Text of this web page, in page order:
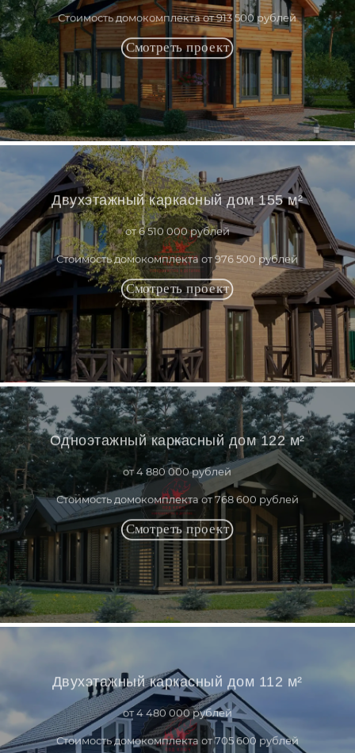
Стоимость домокомплекта от 913 500 рублей
Двухэтажный каркасный дом 155 м²
от 6 510 000 рублей
Стоимость домокомплекта от 976 500 рублей
Одноэтажный каркасный дом 122 м²
от 4 880 000 рублей
Стоимость домокомплекта от 768 600 рублей
Двухэтажный каркасный дом 112 м²
от 4 480 000 рублей
Стоимость домокомплекта от 705 600 рублей